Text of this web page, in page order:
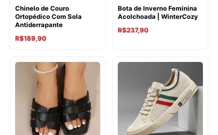
Chinelo de Couro
Ortopédico Com Sola
Antiderrapante
R$189,90
Bota de Inverno Feminina
Acolchoada | WinterCozy
R$237,90